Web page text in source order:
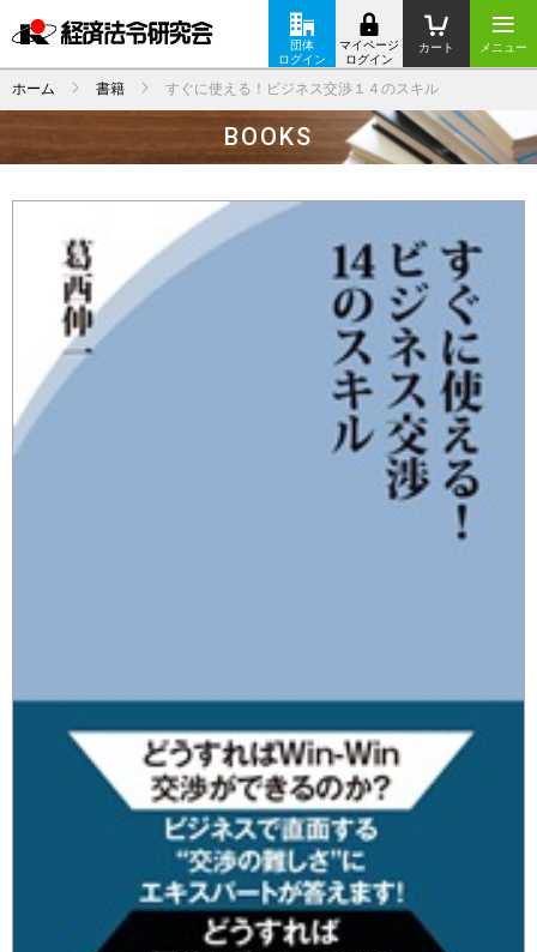
メニュー
カート
マイページ
ログイン
団体
ログイン
ホーム 書籍 すぐに使える！ビジネス交渉１４のスキル
BOOKS